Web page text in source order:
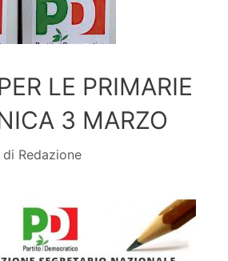
LE PRIMARIE
3 MARZO
di Redazione